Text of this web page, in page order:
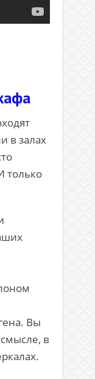
в залах
только
Вы
в